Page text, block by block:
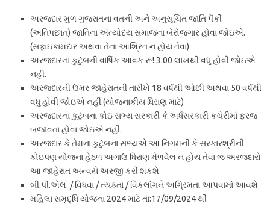
અરજદાર મુળ ગુજરાતના વતની અને અનુસૂચિત જાતિ પૈકી
(અતિપછાત) જાતિના અંત્યોદય સમાજના બેરોજગાર હોવા જોઇએ.
(સફાઇકામદાર અથવા તેના આશ્રિત ન હોય તેવા)
અરજદારના કુટુંબની વાર્ષિક આવક રૂ!.3.00 લાખથી વધુ હોવી જોઇએ
નહી.
અરજદારની ઉંમર જાહેરાતની તારીખે 18 વર્ષથી ઓછી અથવા 50 વર્ષથી
વધુ હોવી જોઇએ નહીં.(યોજનાકીય ધિરાણ માટે)
અરજદારના કુટુંબના કોઇ સભ્ય સરકારી કે અર્ધસરકારી કચેરીમાં ફરજ
બજાવતા હોવા જોઇએ નહીં.
અરજદાર કે તેમના કુટુંબના સભ્યએ આ નિગમની કે સરકારશ્રીની
કોઇપણ યોજના હેઠળ અગાઉ ધિરાણ મેળવેલ ન હોય તેવા જ અરજદારો
આ જાહેરાત અન્વયે અરજી કરી શકશે.
બી.પી.એલ. / વિધવા / ત્યક્તા / વિકલાંગને અગ્રિમતા આપવામાં આવશે
મહિલા સમૃદ્ધિ યોજના 2024 માટે તા:17/09/2024 થી